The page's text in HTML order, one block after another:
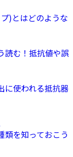
)とはどのような
読む！抵抗値や誤
に使われる抵抗器
類を知っておこう